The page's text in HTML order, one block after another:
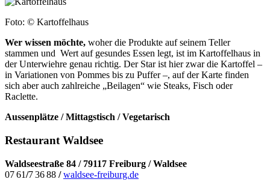
Foto: © Kartoffelhaus
Wer wissen möchte, woher die Produkte auf seinem Teller
stammen und Wert auf gesundes Essen legt, ist im Kartoffelhaus in
der Unterwiehre genau richtig. Der Star ist hier zwar die Kartoffel –
in Variationen von Pommes bis zu Puffer –, auf der Karte finden
sich aber auch zahlreiche „Beilagen“ wie Steaks, Fisch oder
Raclette.
Aussenplätze / Mittagstisch / Vegetarisch
Restaurant Waldsee
Waldseestraße 84 / 79117 Freiburg / Waldsee
07 61/7 36 88 / waldsee-freiburg.de